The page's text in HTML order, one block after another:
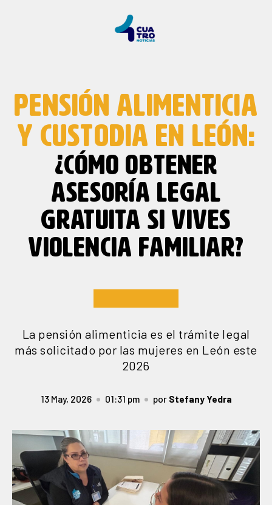
PENSIÓN ALIMENTICIA
Y CUSTODIA EN LEÓN:
¿CÓMO OBTENER
ASESORÍA LEGAL
GRATUITA SI VIVES
VIOLENCIA FAMILIAR?
La pensión alimenticia es el trámite legal
más solicitado por las mujeres en León este
2026
13 May, 2026 01:31 pm por Stefany Yedra